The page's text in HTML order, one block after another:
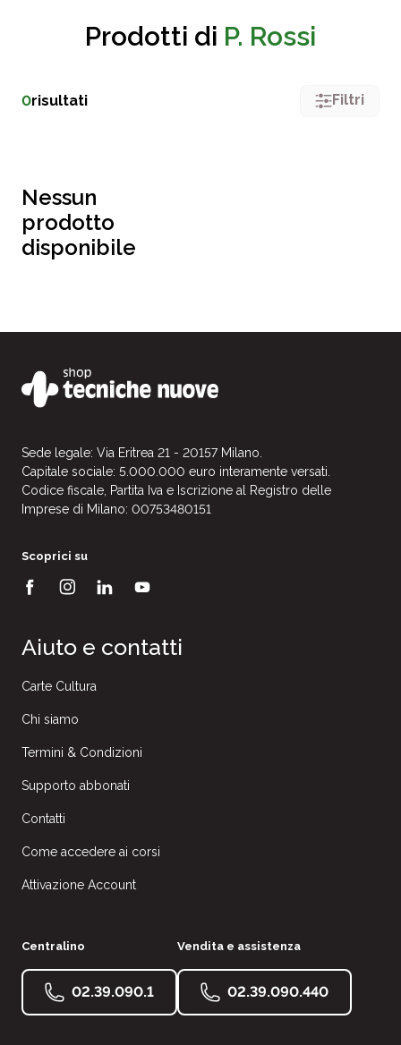
Prodotti di P. Rossi
0risultati Filtri
Nessun
prodotto
disponibile
Sede legale: Via Eritrea 21 - 20157 Milano.
Capitale sociale: 5.000.000 euro interamente versati.
Codice fiscale, Partita Iva e Iscrizione al Registro delle
Imprese di Milano: 00753480151
Scoprici su
Aiuto e contatti
Carte Cultura
Chi siamo
Termini & Condizioni
Supporto abbonati
Contatti
Come accedere ai corsi
Attivazione Account
Centralino
02.39.090.1
Vendita e assistenza
02.39.090.440